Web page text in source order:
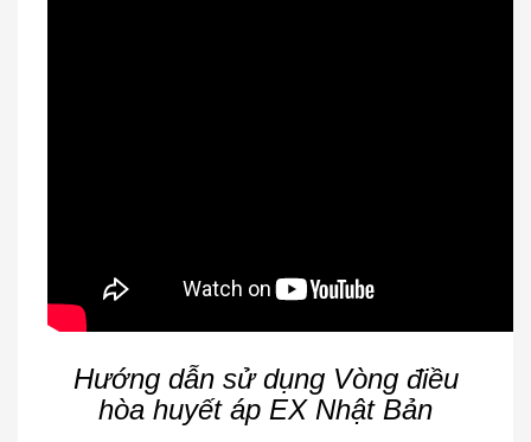
Hướng dẫn sử dụng Vòng điều
hòa huyết áp EX Nhật Bản